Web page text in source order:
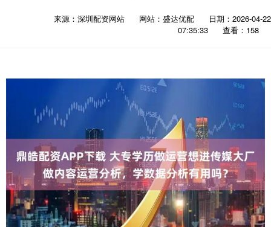
来源：深圳配资网站 网站：盛达优配
日期：2026-04-22
07:35:33
查看：158